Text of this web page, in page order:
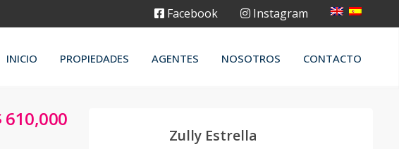
Facebook Instagram
INICIO PROPIEDADES AGENTES NOSOTROS CONTACTO
610,000
Zully Estrella